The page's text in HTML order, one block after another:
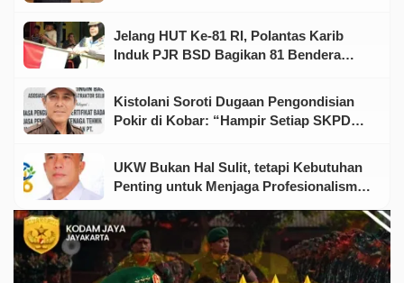
Jelang HUT Ke-81 RI, Polantas Karib
Induk PJR BSD Bagikan 81 Bendera
Kistolani Soroti Dugaan Pengondisian
Pokir di Kobar: “Hampir Setiap SKPD
UKW Bukan Hal Sulit, tetapi Kebutuhan
Penting untuk Menjaga Profesionalisme